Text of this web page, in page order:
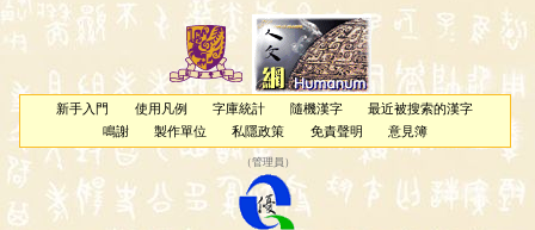
新手入門 使用凡例 字庫統計 隨機漢字
最近被搜索的漢字
鳴謝
製作單位 私隱政策 免責聲明 意見簿
（管理員 ）